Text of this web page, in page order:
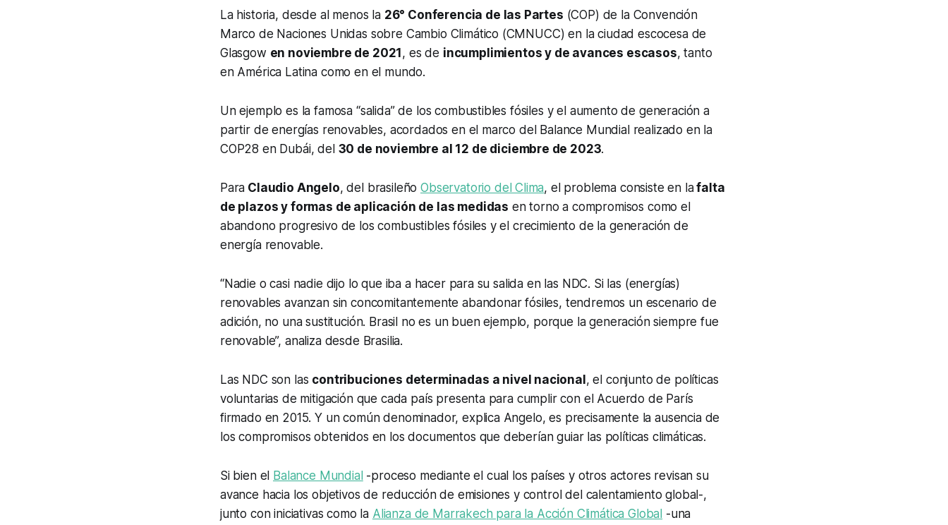
La historia, desde al menos la 26° Conferencia de las Partes (COP) de la Convención
Marco de Naciones Unidas sobre Cambio Climático (CMNUCC) en la ciudad escocesa de
Glasgow en noviembre de 2021 , es de incumplimientos y de avances escasos, tanto
en América Latina como en el mundo.
Un ejemplo es la famosa “salida” de los combustibles fósiles y el aumento de generación a
partir de energías renovables, acordados en el marco del Balance Mundial realizado en la
COP28 en Dubái, del 30 de noviembre al 12 de diciembre de 2023.
Para Claudio Angelo, del brasileñoObservatorio del Clima, el problema consiste en lafalta
de plazos y formas de aplicación de las medidas en torno a compromisos como el
abandono progresivo de los combustibles fósiles y el crecimiento de la generación de
energía renovable.
“Nadie o casi nadie dijo lo que iba a hacer para su salida en las NDC. Si las (energías)
renovables avanzan sin concomitantemente abandonar fósiles, tendremos un escenario de
adición, no una sustitución. Brasil no es un buen ejemplo, porque la generación siempre fue
renovable”, analiza desde Brasilia.
Las NDC son las contribuciones determinadas a nivel nacional , el conjunto de políticas
voluntarias de mitigación que cada país presenta para cumplir con el Acuerdo de París
firmado en 2015. Y un común denominador, explica Angelo, es precisamente la ausencia de
los compromisos obtenidos en los documentos que deberían guiar las políticas climáticas.
Si bien el Balance Mundial -proceso mediante el cual los países y otros actores revisan su
avance hacia los objetivos de reducción de emisiones y control del calentamiento global-,
junto con iniciativas como la Alianza de Marrakech para la Acción Climática Global -una